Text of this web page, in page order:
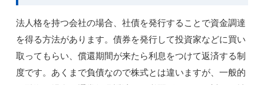
法人格を持つ会社の場合、社債を発行することで資金調達
を得る方法があります。債券を発行して投資家などに買い
取ってもらい、償還期間が来たら利息をつけて返済する制
度です。あくまで負債なので株式とは違いますが、一般的